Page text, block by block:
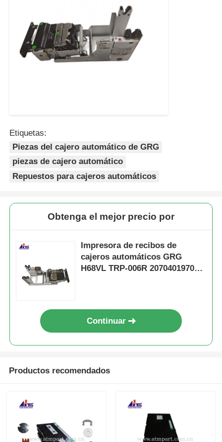
Etiquetas:
Piezas del cajero automático de GRG
piezas de cajero automático
Repuestos para cajeros automáticos
Obtenga el mejor precio por
Impresora de recibos de
cajeros automáticos GRG
H68VL TRP-006R 207040197002
Continuar
Productos recomendados